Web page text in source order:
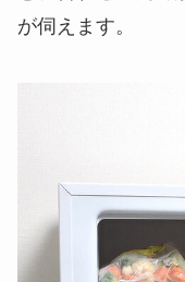
が伺えます。